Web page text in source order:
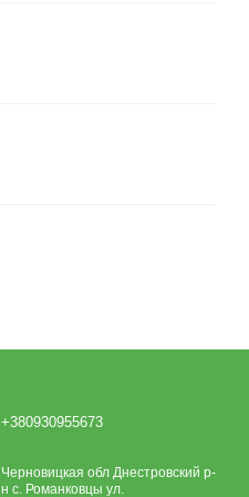
+380930955673
Черновицкая обл Днестровский р-
н с. Романковцы ул.